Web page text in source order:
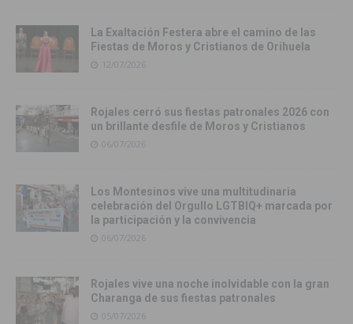
La Exaltación Festera abre el camino de las
Fiestas de Moros y Cristianos de Orihuela
12/07/2026
Rojales cerró sus fiestas patronales 2026 con
un brillante desfile de Moros y Cristianos
06/07/2026
Los Montesinos vive una multitudinaria
celebración del Orgullo LGTBIQ+ marcada por
la participación y la convivencia
06/07/2026
Rojales vive una noche inolvidable con la gran
Charanga de sus fiestas patronales
05/07/2026